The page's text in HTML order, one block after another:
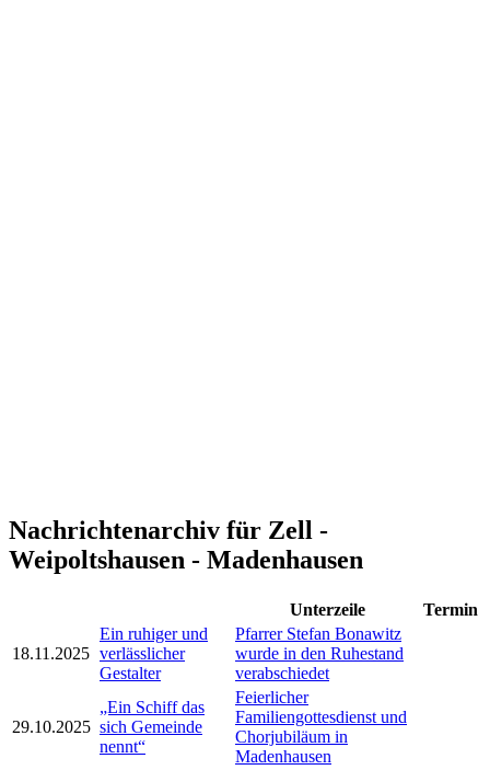
Nachrichtenarchiv für Zell -
Weipoltshausen - Madenhausen
Unterzeile Termin
18.11.2025
Ein ruhiger und
verlässlicher
Gestalter
Pfarrer Stefan Bonawitz
wurde in den Ruhestand
verabschiedet
29.10.2025
„Ein Schiff das
sich Gemeinde
nennt“
Feierlicher
Familiengottesdienst und
Chorjubiläum in
Madenhausen